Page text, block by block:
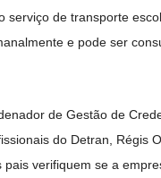
serviço de transporte
e pode ser
de Gestão de
do Detran, Régis
pais verifiquem se a